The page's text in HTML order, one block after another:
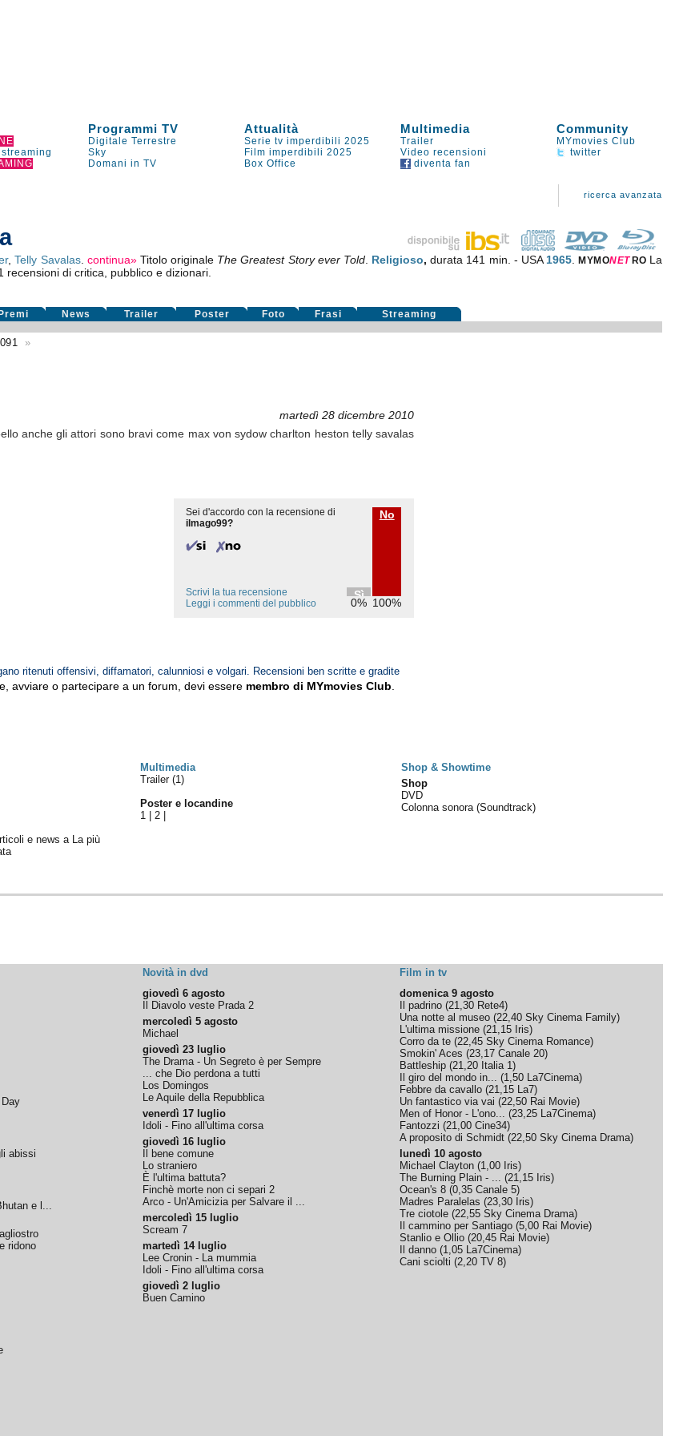
Programmi TV Attualità Multimedia Community
Digitale Terrestre Serie tv imperdibili 2025 Trailer
MYmovies Club
Sky Film imperdibili 2025 Video recensioni
twitter
Domani in TV Box Office diventa fan
ricerca avanzata
,Telly Savalas. continua» Titolo originale The Greatest Story ever Told. Religioso,durata 141 min. - USA 1965 .MYMONET RO La
recensioni di critica, pubblico e dizionari.
Premi News Trailer Poster Foto Frasi Streaming
»
martedì 28 dicembre 2010
anche gli attori sono bravi come max von sydow charlton heston telly savalas
Sei d'accordo con la recensione di
ilmago99?
Sì
0%
No
100%
Scrivi la tua recensione
Leggi i commenti del pubblico
ritenuti offensivi, diffamatori, calunniosi e volgari. Recensioni ben scritte e gradite
avviare o partecipare a un forum, devi essere membro di MYmovies Club
Multimedia
Shop & Showtime
e news a La più
Trailer (1)
Poster e locandine
1 |2
Shop
DVD
Colonna sonora (Soundtrack)
Novità in dvd
Film in tv
abissi
e l...
ridono
giovedì 6 agosto
Il Diavolo veste Prada 2
mercoledì 5 agosto
Michael
giovedì 23 luglio
The Drama - Un Segreto è per Sempre
... che Dio perdona a tutti
Los Domingos
Le Aquile della Repubblica
venerdì 17 luglio
Idoli - Fino all'ultima corsa
giovedì 16 luglio
Il bene comune
Lo straniero
È l'ultima battuta?
Finchè morte non ci separi 2
Arco - Un'Amicizia per Salvare il ...
mercoledì 15 luglio
Scream 7
martedì 14 luglio
Lee Cronin - La mummia
Idoli - Fino all'ultima corsa
giovedì 2 luglio
Buen Camino
domenica 9 agosto
Il padrino (21,30 Rete4)
Una notte al museo (22,40 Sky Cinema Family)
L'ultima missione (21,15 Iris)
Corro da te (22,45 Sky Cinema Romance)
Smokin' Aces (23,17 Canale 20)
Battleship (21,20 Italia 1)
Il giro del mondo in... (1,50 La7Cinema)
Febbre da cavallo (21,15 La7)
Un fantastico via vai (22,50 Rai Movie)
Men of Honor - L'ono... (23,25 La7Cinema)
Fantozzi (21,00 Cine34)
A proposito di Schmidt (22,50 Sky Cinema Drama)
lunedì 10 agosto
Michael Clayton (1,00 Iris)
The Burning Plain - ... (21,15 Iris)
Ocean's 8 (0,35 Canale 5)
Madres Paralelas (23,30 Iris)
Tre ciotole (22,55 Sky Cinema Drama)
Il cammino per Santiago (5,00 Rai Movie)
Stanlio e Ollio (20,45 Rai Movie)
Il danno (1,05 La7Cinema)
Cani sciolti (2,20 TV 8)